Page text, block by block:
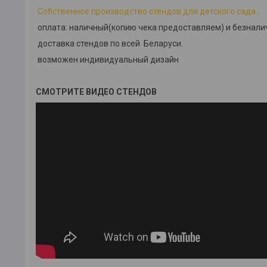
Собственное производство стендов для детского сада
оплата: наличный(копию чека предоставляем) и
доставка стендов по всей Беларуси.
возможен индивидуальный дизайн
СМОТРИТЕ ВИДЕО СТЕНДОВ